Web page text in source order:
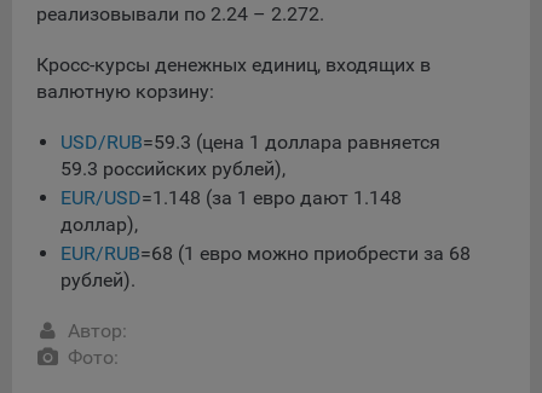
рекламирования услуг пользователям сайта
«bankibel.by» на сторонних веб-сайтах. Например, если
может встретить рекламу Общества на некоторых
сторонних веб-сайтах.
Иногда Общество использует сторонние файлы cookie
для отслеживания эффективности своих рекламных
объявлений. Такие файлы cookie, например, запоминают,
с помощью каких браузеров пользователи посещают
Общество также регулирует и оценивает эффективность
рекламной деятельности.
реализовывали по 2.24 – 2.272.
Кросс-курсы денежных единиц, входящих в
валютную корзину:
USD/RUB=59.3 (цена 1 доллара равняется
59.3 российских рублей),
EUR/USD=1.148 (за 1 евро дают 1.148
доллар),
EUR/RUB=68 (1 евро можно приобрести за 68
рублей).
Автор:
Фото: